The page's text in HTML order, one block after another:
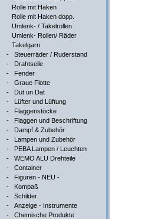
Rolle mit Haken
Rolle mit Haken dopp.
Umlenk- / Takelrollen
Umlenk- Rollen/ Räder
Takelgarn
- Steuerräder / Ruderstand
- Drahtseile
- Fender
- Graue Flotte
- Düt un Dat
- Lüfter und Lüftung
- Flaggenstöcke
- Flaggen und Beschriftung
- Dampf & Zubehör
- Lampen und Zubehör
- PEBA Lampen / Leuchten
- WEMO ALU Drehteile
- Container
- Figuren - NEU -
- Kompaß
- Schilder
- Anzeige - Instrumente
- Chemische Produkte